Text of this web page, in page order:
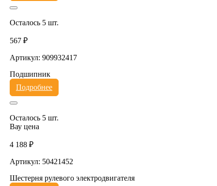
Осталось 5 шт.
567 ₽
Артикул: 909932417
Подшипник
Подробнее
Осталось 5 шт.
Вау цена
4 188 ₽
Артикул: 50421452
Шестерня рулевого электродвигателя